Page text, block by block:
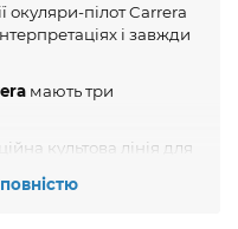
окуляри-пілот Carrera
і завжди
мають три
культова лінія для